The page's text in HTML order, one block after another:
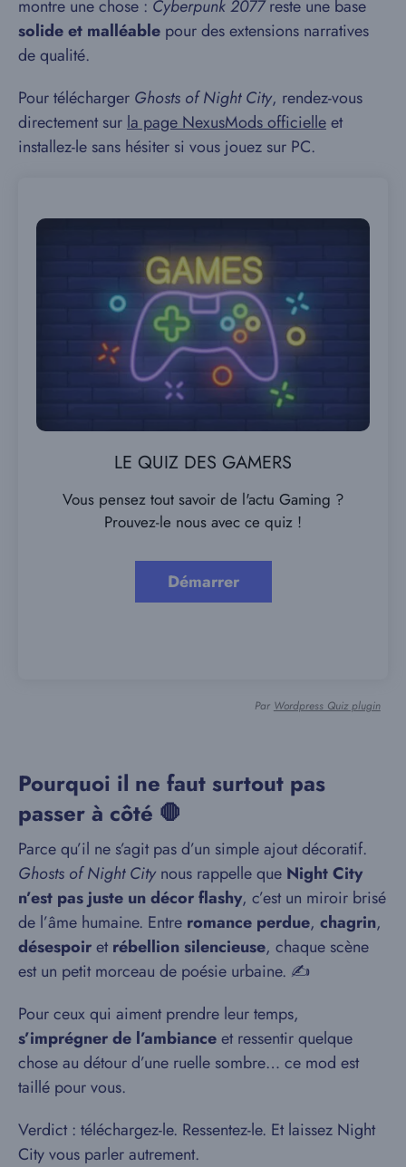
montre une chose : Cyberpunk 2077reste une base
solide et malléable pour des extensions narratives
de qualité.
Pour télécharger Ghosts of Night City, rendez-vous
directement surla page NexusMods officielleet
installez-le sans hésiter si vous jouez sur PC.
LE QUIZ DES GAMERS
Vous pensez tout savoir de l'actu Gaming ?
Prouvez-le nous avec ce quiz !
Par Wordpress Quiz plugin
Pourquoi il ne faut surtout pas
passer à côté 🛑
Parce qu’il ne s’agit pas d’un simple ajout décoratif.
Ghosts of Night City nous rappelle que Night City
n’est pas juste un décor flashy, c’est un miroir brisé
de l’âme humaine. Entre romance perdue, chagrin,
désespoiretrébellion silencieuse, chaque scène
est un petit morceau de poésie urbaine. ✍️
Pour ceux qui aiment prendre leur temps,
s’imprégner de l’ambianceet ressentir quelque
chose au détour d’une ruelle sombre… ce mod est
taillé pour vous.
Verdict : téléchargez-le. Ressentez-le. Et laissez Night
City vous parler autrement.